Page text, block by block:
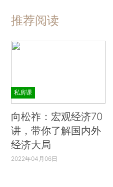
推荐阅读
私房课
向松祚：宏观经济70
讲，带你了解国内外
经济大局
2022年04月06日